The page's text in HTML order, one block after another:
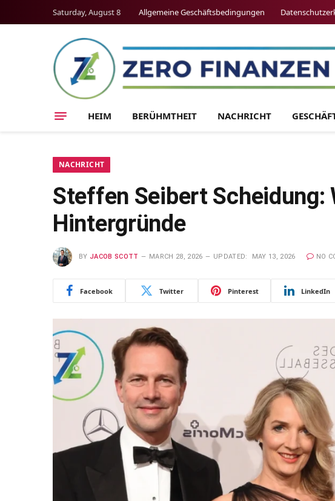
Saturday, August 8 Allgemeine Geschäftsbedingungen
HEIM BERÜHMTHEIT NACHRICHT
NACHRICHT
Steffen Seibert Scheidung:
Hintergründe
BY JACOB SCOTT MARCH 28, 2026 UPDATED: MAY 13, 2026 NO
Facebook Twitter Pinterest LinkedIn